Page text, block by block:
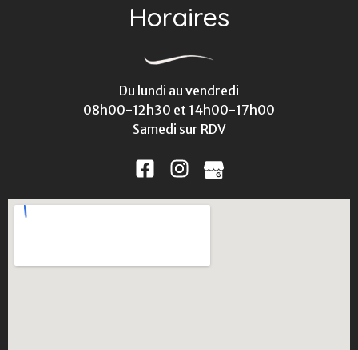
Horaires
Du lundi au vendredi
08h00-12h30 et 14h00-17h00
Samedi sur RDV